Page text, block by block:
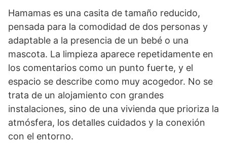
Hamamas es una casita de tamaño reducido,
pensada para la comodidad de dos personas y
adaptable a la presencia de un bebé o una
mascota. La limpieza aparece repetidamente en
los comentarios como un punto fuerte, y el
espacio se describe como muy acogedor. No se
trata de un alojamiento con grandes
instalaciones, sino de una vivienda que prioriza la
atmósfera, los detalles cuidados y la conexión
con el entorno.